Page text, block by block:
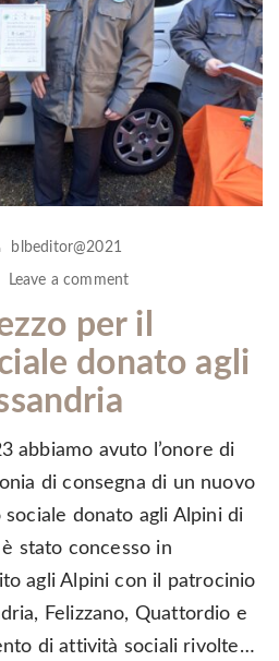
blbeditor@2021
Leave a comment
per il
donato agli
abbiamo avuto l’onore di
di consegna di un nuovo
donato agli Alpini di
stato concesso in
agli Alpini con il patrocinio
Felizzano, Quattordio e
di attività sociali rivolte…